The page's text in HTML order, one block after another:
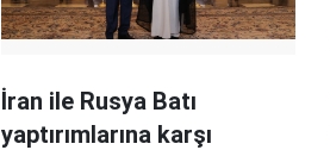
İran ile Rusya Batı
yaptırımlarına karşı